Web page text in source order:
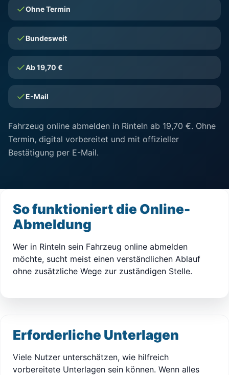
Ohne Termin
Bundesweit
Ab 19,70 €
E-Mail
Fahrzeug online abmelden in Rinteln ab 19,70 €. Ohne
Termin, digital vorbereitet und mit offizieller
Bestätigung per E-Mail.
So funktioniert die Online-
Abmeldung
Wer in Rinteln sein Fahrzeug online abmelden
möchte, sucht meist einen verständlichen Ablauf
ohne zusätzliche Wege zur zuständigen Stelle.
Erforderliche Unterlagen
Viele Nutzer unterschätzen, wie hilfreich
vorbereitete Unterlagen sein können. Wenn alles